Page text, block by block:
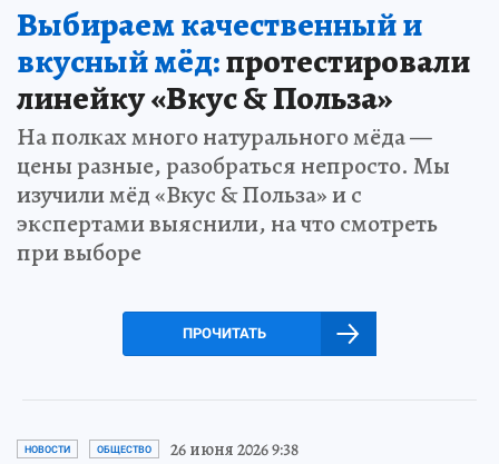
Выбираем качественный и
вкусный мёд:протестировали
линейку «Вкус & Польза»
На полках много натурального мёда —
цены разные, разобраться непросто. Мы
изучили мёд «Вкус & Польза» и с
экспертами выяснили, на что смотреть
при выборе
ПРОЧИТАТЬ
НОВОСТИ ОБЩЕСТВО 26 июня 2026 9:38